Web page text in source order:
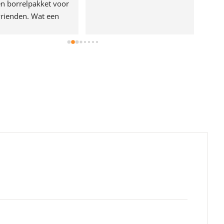
borrelpakket voor
Wat een